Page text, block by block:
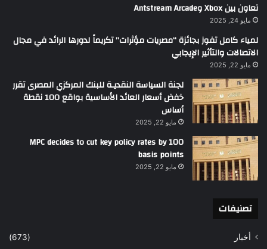
تعاون بين Xbox وAntstream Arcade
مايو 24, 2025
لمياء كامل تفوز بجائزة “مصريات مؤثرات” تكريماً لدورها الرائد في مجال
الاتصالات والتأثير الإيجابي
مايو 22, 2025
لجنة السياسة النقديـة للبنك المركزي المصرى تقرر
خفض أسعار العائد الأساسية بواقع 100 نقطة
أساس
مايو 22, 2025
MPC decides to cut key policy rates by 100
basis points
مايو 22, 2025
تصنيفات
أخبار
(673)